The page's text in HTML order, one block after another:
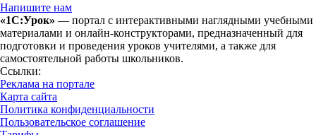
Напишите нам
«1С:Урок» — портал с интерактивными наглядными учебными
материалами и онлайн-конструкторами, предназначенный для
подготовки и проведения уроков учителями, а также для
самостоятельной работы школьников.
Ссылки:
Реклама на портале
Карта сайта
Политика конфиденциальности
Пользовательское соглашение